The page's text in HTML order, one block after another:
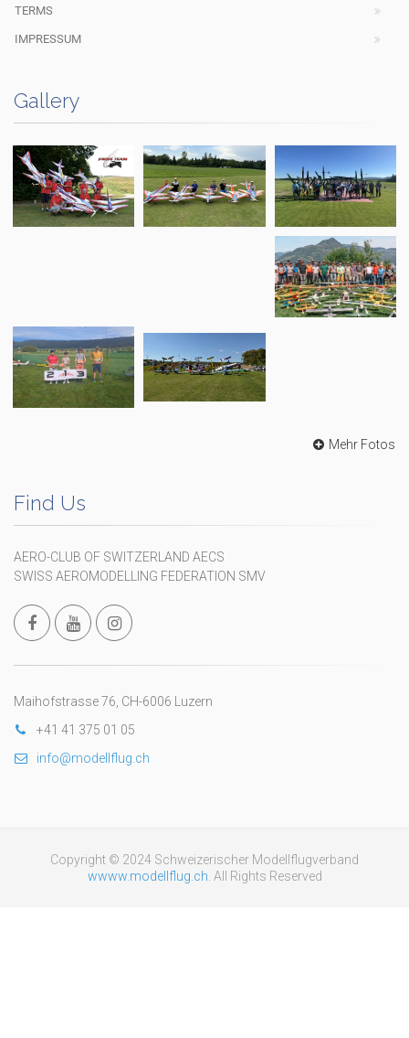
TERMS
IMPRESSUM
Gallery
Mehr Fotos
Find Us
AERO-CLUB OF SWITZERLAND AECS
SWISS AEROMODELLING FEDERATION SMV
Maihofstrasse 76, CH-6006 Luzern
+41 41 375 01 05
info@modellflug.ch
Copyright © 2024 Schweizerischer Modellflugverband
wwww.modellflug.ch . All Rights Reserved